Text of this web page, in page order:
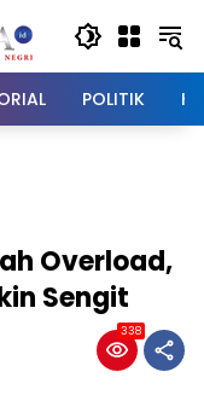
POLITIK
Overload,
Sengit
338